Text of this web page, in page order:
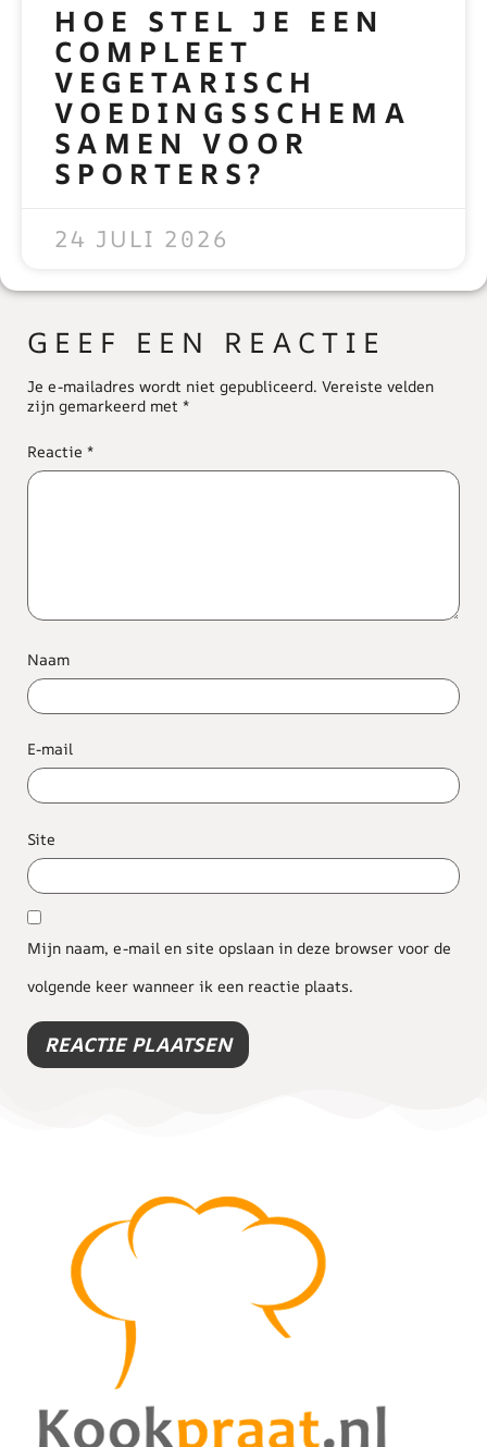
HOE STEL JE EEN
COMPLEET
VEGETARISCH
VOEDINGSSCHEMA
SAMEN VOOR
SPORTERS?
24 JULI 2026
GEEF EEN REACTIE
Je e-mailadres wordt niet gepubliceerd. Vereiste velden
zijn gemarkeerd met *
Reactie *
Naam
E-mail
Site
Mijn naam, e-mail en site opslaan in deze browser voor de
volgende keer wanneer ik een reactie plaats.